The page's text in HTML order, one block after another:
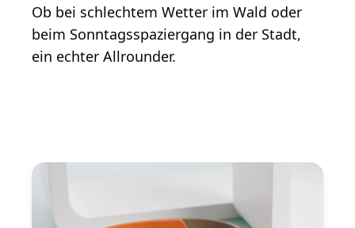
Ob bei schlechtem Wetter im Wald oder
beim Sonntagsspaziergang in der Stadt,
ein echter Allrounder.